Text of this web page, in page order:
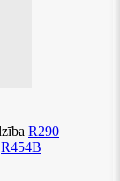
R290
R454B